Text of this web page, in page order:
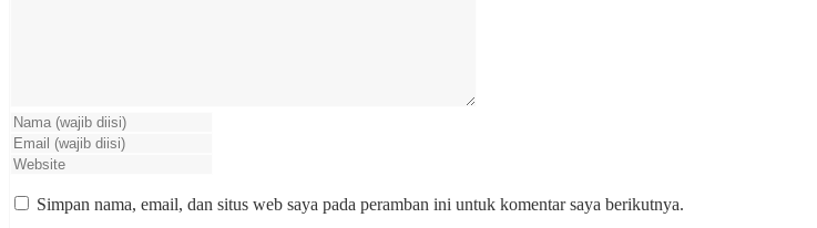
Simpan nama, email, dan situs web saya pada peramban ini untuk komentar saya berikutnya.